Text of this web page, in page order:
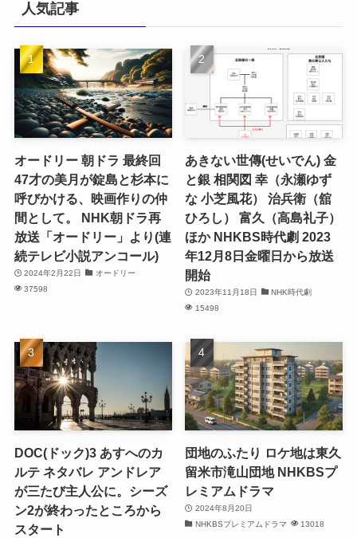
人気記事
オードリー 朝ドラ 最終回
47才の美月が錠島と杉本に
呼びかける、映画作りの仲
間として。 NHK朝ドラ再
放送「オードリー」より(連
続テレビ小説アンコール)
2024年2月22日
オードリー
37598
あきない世傳(せいでん) 金
と銀 相関図 幸（永瀬ゆず
な 小芝風花） 治兵衛（舘
ひろし） 富久（高島礼子）
ほか NHKBS時代劇 2023
年12月8日金曜日から放送
開始
2023年11月18日
NHK時代劇
15498
DOC(ドック)3 あすへのカ
ルテ ネタバレ アンドレア
が三たび主人公に。シーズ
ン2が終わったところから
スタート
団地のふたり ロケ地は東久
留米市滝山団地 NHKBSプ
レミアムドラマ
2024年8月20日
NHKBSプレミアムドラマ
13018